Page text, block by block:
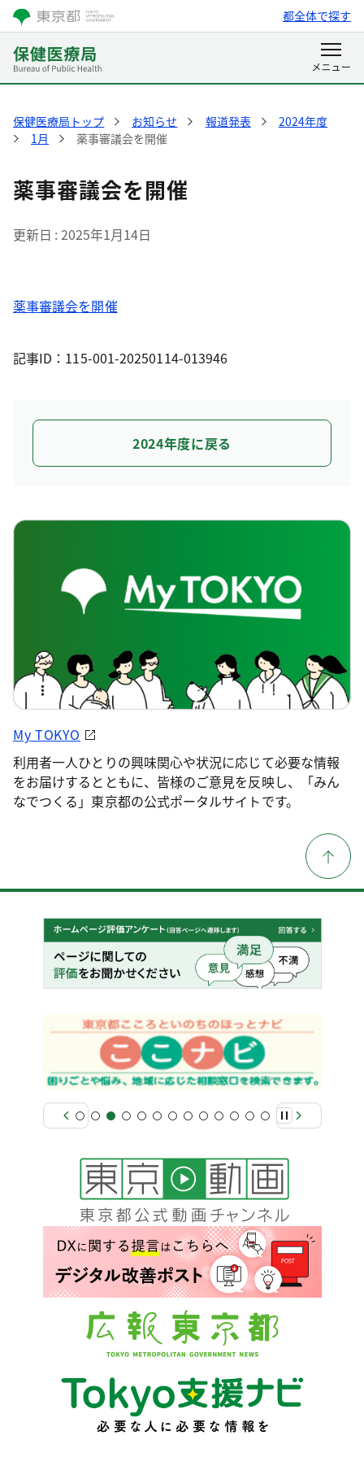
都全体で探す
保健医療局トップ お知らせ 報道発表
2024年度
1月
薬事審議会を開催
薬事審議会を開催
更新日 2025年1月14日
薬事審議会を開催
記事ID：115-001-20250114-013946
2024年度に戻る
My TOKYO
利用者一人ひとりの興味関心や状況に応じて必要な情報
をお届けするとともに、皆様のご意見を反映し、「みん
なでつくる」東京都の公式ポータルサイトです。